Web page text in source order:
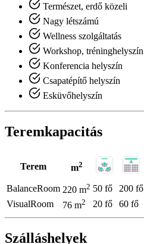
Természet, erdő közeli
Nagy létszámú
Wellness szolgáltatás
Workshop, tréninghelyszín
Konferencia helyszín
Csapatépítő helyszín
Esküvőhelyszín
Teremkapacitás
Terem m2
BalanceRoom 220 m2 50 fő 200 fő
VisualRoom
76 m2 20 fő 60 fő
Szálláshelyek